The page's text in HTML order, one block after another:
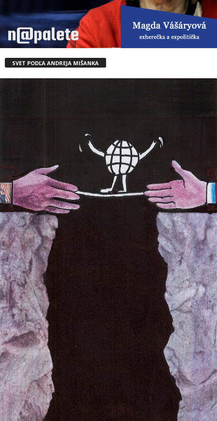
SVET PODĽA ANDREJA MIŠANKA